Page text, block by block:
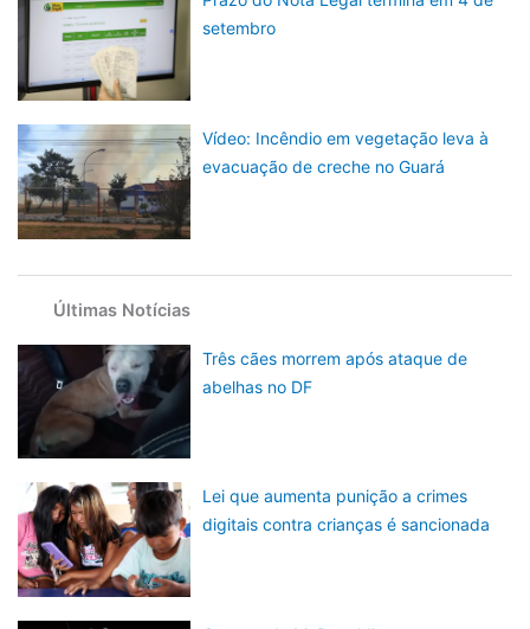
setembro
Vídeo: Incêndio em vegetação leva à
evacuação de creche no Guará
Últimas Notícias
Três cães morrem após ataque de
abelhas no DF
Lei que aumenta punição a crimes
digitais contra crianças é sancionada